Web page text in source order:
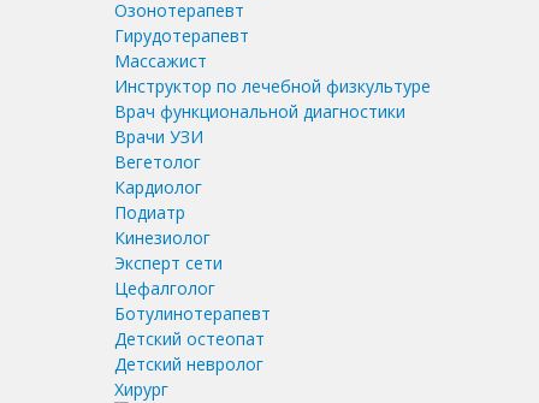
Озонотерапевт
Гирудотерапевт
Массажист
Инструктор по лечебной физкультуре
Врач функциональной диагностики
Врачи УЗИ
Вегетолог
Кардиолог
Подиатр
Кинезиолог
Эксперт сети
Цефалголог
Ботулинотерапевт
Детский остеопат
Детский невролог
Хирург